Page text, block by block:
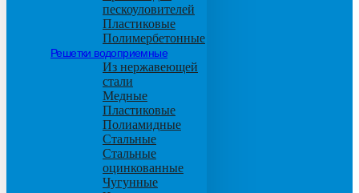
пескоуловителей
Пластиковые
Полимербетонные
Решетки водоприемные
Из нержавеющей
стали
Медные
Пластиковые
Полиамидные
Стальные
Стальные
оцинкованные
Чугунные